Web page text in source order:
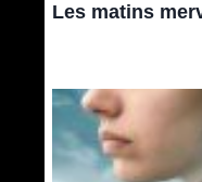
Les matins